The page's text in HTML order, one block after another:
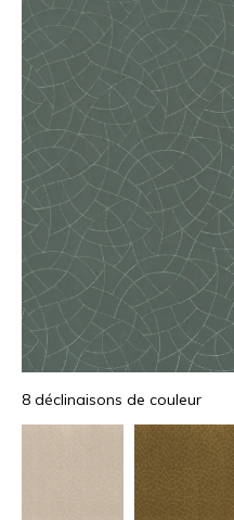
8 déclinaisons de couleur